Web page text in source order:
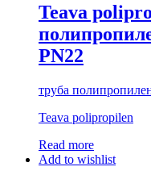
Teava
PN22
труба
Teava polipropilen
Read more
Add to wishlist